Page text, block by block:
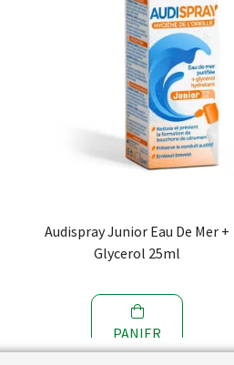
Audispray Junior Eau De Mer +
Glycerol 25ml
PANIER